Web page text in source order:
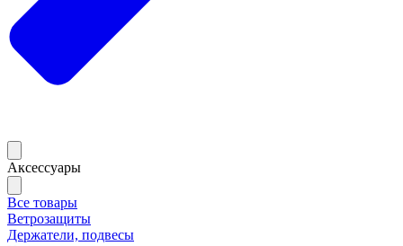
Аксессуары
Все товары
Ветрозащиты
Держатели, подвесы